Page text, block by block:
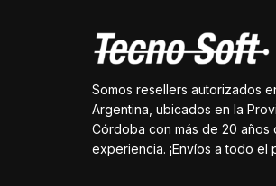
Somos resellers autorizados
Argentina, ubicados en la
Córdoba con más de 20 años
experiencia. ¡Envíos a todo el